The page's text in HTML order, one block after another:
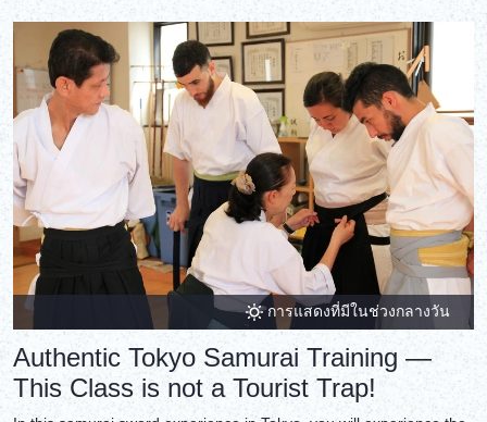
การแสดงที่มีในช่วงกลางวัน
Authentic Tokyo Samurai Training —
This Class is not a Tourist Trap!